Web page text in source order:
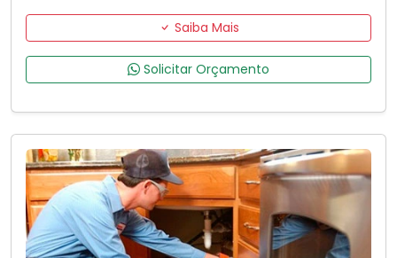
Saiba Mais
Solicitar Orçamento